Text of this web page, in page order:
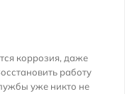
коррозия, даже
работу
уже никто не